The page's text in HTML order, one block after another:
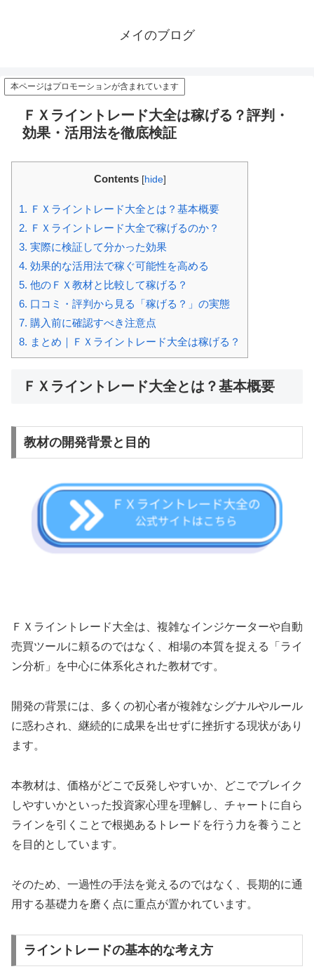
メイのブログ
本ページはプロモーションが含まれています
ＦＸライントレード大全は稼げる？評判・
効果・活用法を徹底検証
Contents [hide]
1. ＦＸライントレード大全とは？基本概要
2. ＦＸライントレード大全で稼げるのか？
3. 実際に検証して分かった効果
4. 効果的な活用法で稼ぐ可能性を高める
5. 他のＦＸ教材と比較して稼げる？
6. 口コミ・評判から見る「稼げる？」の実態
7. 購入前に確認すべき注意点
8. まとめ｜ＦＸライントレード大全は稼げる？
ＦＸライントレード大全とは？基本概要
教材の開発背景と目的
ＦＸライントレード大全は、複雑なインジケーターや自動
売買ツールに頼るのではなく、相場の本質を捉える「ライ
ン分析」を中心に体系化された教材です。
開発の背景には、多くの初心者が複雑なシグナルやルール
に惑わされ、継続的に成果を出せずに挫折する現状があり
ます。
本教材は、価格がどこで反発しやすいか、どこでブレイク
しやすいかといった投資家心理を理解し、チャートに自ら
ラインを引くことで根拠あるトレードを行う力を養うこと
を目的としています。
そのため、一過性の手法を覚えるのではなく、長期的に通
用する基礎力を磨く点に重点が置かれています。
ライントレードの基本的な考え方